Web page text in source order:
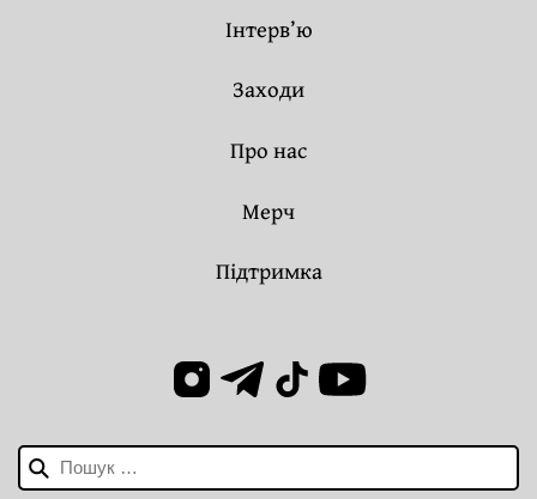
Пошук:
Інтерв’ю
Заходи
Про нас
Мерч
Підтримка